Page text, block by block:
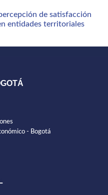
de satisfacción
entidades territoriales
- Bogotá